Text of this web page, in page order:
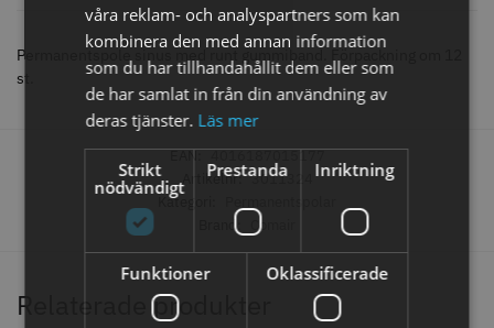
Permanentspole sinus med runt gummiband. Förpackning om 12
st.
EAN: 4016187015177
Artikelnr: 3011324
Kategori:
Brand:
Comair
Relaterade produkter
Info Köp Info
STORSÄLJARE
Solidcos - Klippkappa med
Solidcos Wolf 27T - 5.5"
våra reklam- och analyspartners som kan
kombinera den med annan information
som du har tillhandahållit dem eller som
de har samlat in från din användning av
deras tjänster. Läs mer
Strikt
nödvändigt
Prestanda Inriktning
Funktioner Oklassificerade